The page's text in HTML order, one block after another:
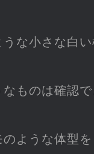
な小さな白
ものは確認で
ような体型